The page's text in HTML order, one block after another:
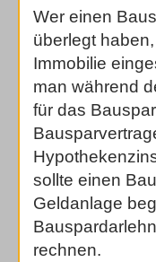
Wer einen
überlegt
Immobilie
man während
für das
sollte einen
Geldanlage
rechnen.